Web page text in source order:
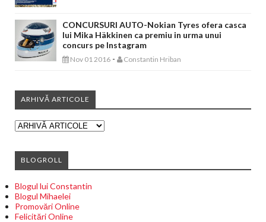
CONCURSURI AUTO-Nokian Tyres ofera casca
lui Mika Häkkinen ca premiu in urma unui
concurs pe Instagram
Nov 01 2016 - Constantin Hriban
ARHIVĂ ARTICOLE
BLOGROLL
Blogul lui Constantin
Blogul Mihaelei
Promovări Online
Felicitări Online